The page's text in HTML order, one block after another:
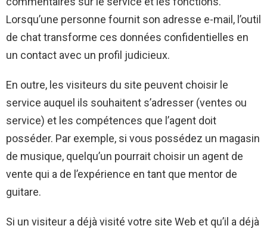
Lorsqu’une personne fournit son adresse e-mail, l’outil
de chat transforme ces données confidentielles en
un contact avec un profil judicieux.
En outre, les visiteurs du site peuvent choisir le
service auquel ils souhaitent s’adresser (ventes ou
service) et les compétences que l’agent doit
posséder. Par exemple, si vous possédez un magasin
de musique, quelqu’un pourrait choisir un agent de
vente qui a de l’expérience en tant que mentor de
guitare.
Si un visiteur a déjà visité votre site Web et qu’il a déjà